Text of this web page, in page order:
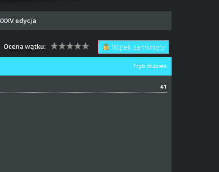
edycja
Wątek zamknięty
Ocena wątku:
Tryb drzewa
#1